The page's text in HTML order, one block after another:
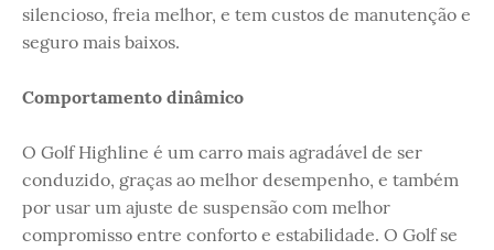
silencioso, freia melhor, e tem custos de manutenção e
seguro mais baixos.
Comportamento dinâmico
O Golf Highline é um carro mais agradável de ser
conduzido, graças ao melhor desempenho, e também
por usar um ajuste de suspensão com melhor
compromisso entre conforto e estabilidade. O Golf se